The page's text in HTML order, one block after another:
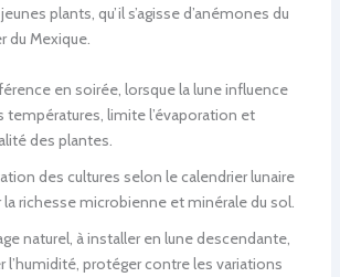
plants, qu’il s’agisse d’anémones du
du Mexique.
en soirée, lorsque la lune influence
températures, limite l’évaporation et
des plantes.
des cultures selon le calendrier lunaire
la richesse microbienne et minérale du sol.
naturel, à installer en lune descendante,
l’humidité, protéger contre les variations